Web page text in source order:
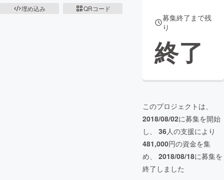
埋め込み
QRコード
募集終了まで残
り
終了
このプロジェクトは、
2018/08/02に募集を開始
し、 36人の支援により
481,000円の資金を集
め、 2018/08/18に募集を
終了しました